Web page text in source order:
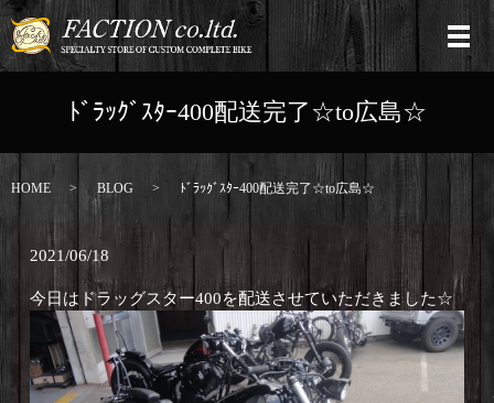
ﾄﾞﾗｯｸﾞｽﾀｰ400配送完了☆to広島☆
HOME BLOG ﾄﾞﾗｯｸﾞｽﾀｰ400配送完了☆to広島☆
2021/06/18
今日はドラッグスター400を配送させていただきました☆